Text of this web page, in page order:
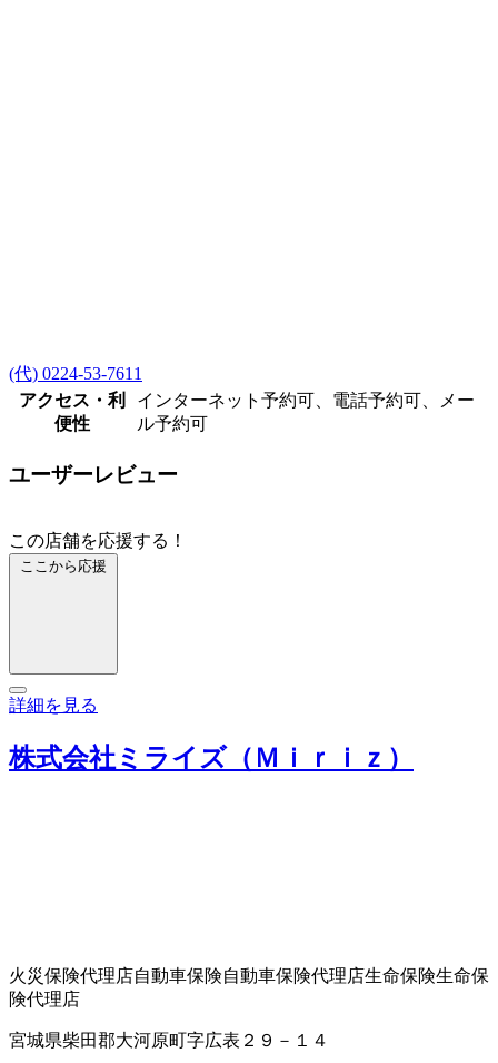
(代) 0224-53-7611
アクセス・利
便性
インターネット予約可、電話予約可、メー
ル予約可
ユーザーレビュー
この店舗を応援する！
ここから応援
詳細を見る
株式会社ミライズ（Ｍｉｒｉｚ）
火災保険代理店自動車保険自動車保険代理店生命保険生命保
険代理店
宮城県柴田郡大河原町字広表２９－１４